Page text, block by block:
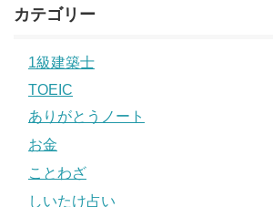
カテゴリー
1級建築士
TOEIC
ありがとうノート
お金
ことわざ
しいたけ占い